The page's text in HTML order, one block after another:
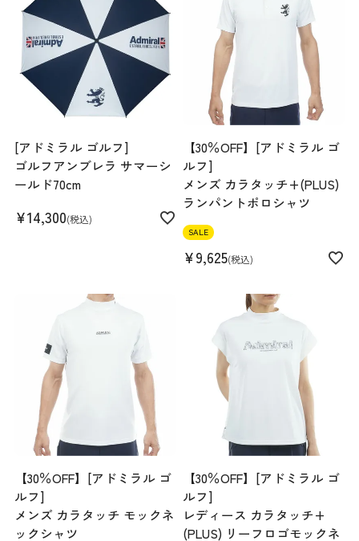
[アドミラル ゴルフ]
ゴルフアンブレラ サマーシ
ールド70cm
¥14,300 税込
【30％OFF】[アドミラル ゴ
ルフ]
メンズ カラタッチ+(PLUS)
ランパントポロシャツ
SALE
¥9,625 税込
【30％OFF】[アドミラル ゴ
ルフ]
メンズ カラタッチ モックネ
ックシャツ
【30％OFF】[アドミラル ゴ
ルフ]
レディース カラタッチ+
(PLUS) リーフロゴモックネ